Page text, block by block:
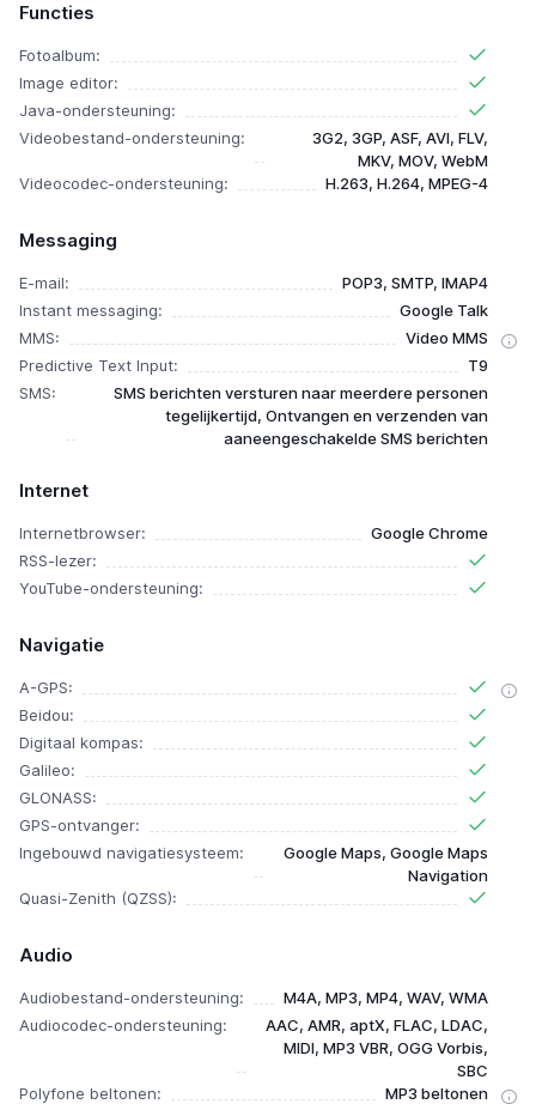
Functies
Fotoalbum:
Image editor:
Java-ondersteuning:
Videobestand-ondersteuning:
3G2, 3GP, ASF, AVI, FLV,
MKV, MOV, WebM
Videocodec-ondersteuning:
H.263, H.264, MPEG-4
Messaging
E-mail:
POP3, SMTP, IMAP4
Instant messaging:
Google Talk
MMS:
Video MMS
Predictive Text Input:
T9
SMS:
SMS berichten versturen naar meerdere personen
tegelijkertijd, Ontvangen en verzenden van
aaneengeschakelde SMS berichten
Internet
Internetbrowser:
Google Chrome
RSS-lezer:
YouTube-ondersteuning:
Navigatie
A-GPS:
Beidou:
Digitaal kompas:
Galileo:
GLONASS:
GPS-ontvanger:
Ingebouwd navigatiesysteem:
Google Maps, Google Maps
Navigation
Quasi-Zenith (QZSS):
Audio
Audiobestand-ondersteuning:
M4A, MP3, MP4, WAV, WMA
Audiocodec-ondersteuning:
AAC, AMR, aptX, FLAC, LDAC,
MIDI, MP3 VBR, OGG Vorbis,
SBC
Polyfone beltonen:
MP3 beltonen